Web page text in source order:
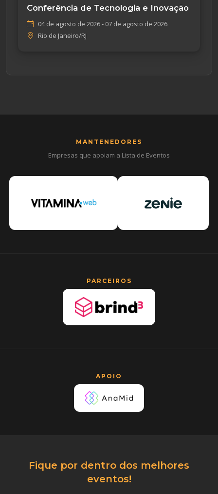
Conferência de Tecnologia e Inovação
04 de agosto de 2026 - 07 de agosto de 2026
Rio de Janeiro/RJ
MANTENEDORES
Empresas que apoiam a Lista de Eventos
PARCEIROS
APOIO
Fique por dentro dos melhores
eventos!